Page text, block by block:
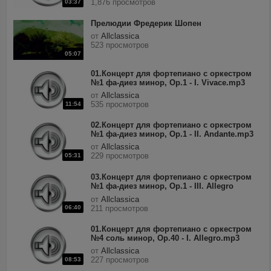
03:37 1,876 просмотров
05:07
Прелюдии Фредерик Шопен
отAllclassica
523 просмотров
11:54
01.Концерт для фортепиано с оркестром
№1 фа-диез минор, Op.1 - I. Vivace.mp3
отAllclassica
535 просмотров
05:31
02.Концерт для фортепиано с оркестром
№1 фа-диез минор, Op.1 - II. Andante.mp3
отAllclassica
229 просмотров
06:40
03.Концерт для фортепиано с оркестром
№1 фа-диез минор, Op.1 - III. Allegro
vivace.mp3
отAllclassica
211 просмотров
08:53
01.Концерт для фортепиано с оркестром
№4 соль минор, Op.40 - I. Allegro.mp3
отAllclassica
227 просмотров